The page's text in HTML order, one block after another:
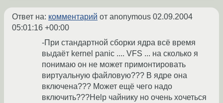
Ответ на: комментарий от anonymous 02.09.2004
05:01:16 +00:00
-При стандартной сборки ядра всё время
выдаёт kernel panic .... VFS ... на сколько я
понимаю он не может примонтировать
виртуальную файловую??? В ядре она
включена??? Может ещё чего надо
включить???Help чайнику но очень хочеться